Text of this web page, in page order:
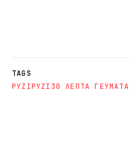
TAGS
ΡΥΖΙΡΥΖΙ30 ΛΕΠΤΑ ΓΕΥΜΑΤΑ